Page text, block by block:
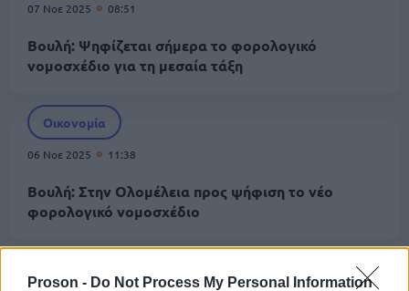
Proson - Do Not Process My Personal Information
07 Νοε 2025 08:51
Βουλή: Ψηφίζεται σήμερα το φορολογικό
νομοσχέδιο για τη μεσαία τάξη
Οικονομία
06 Νοε 2025 11:38
Βουλή: Στην Ολομέλεια προς ψήφιση το νέο
φορολογικό νομοσχέδιο